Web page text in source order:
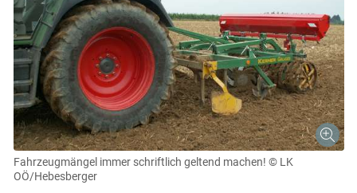
Fahrzeugmängel immer schriftlich geltend machen! © LK
OÖ/Hebesberger